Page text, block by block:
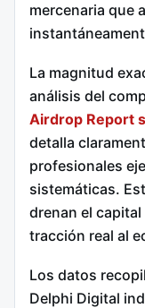
mercenaria que
La magnitud
análisis del
Airdrop Report
detalla
profesionales
sistemáticas.
drenan el
tracción real al
Los datos
Delphi Digital